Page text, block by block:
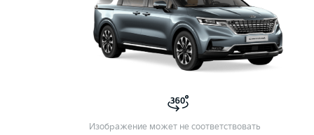
Изображение может не соответствовать